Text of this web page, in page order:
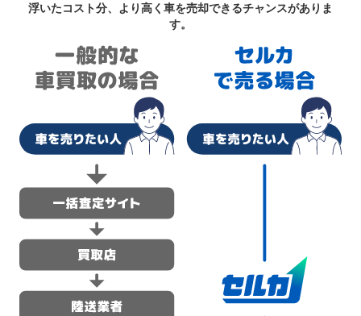
浮いたコスト分、より高く車を売却できるチャンスがありま
す。